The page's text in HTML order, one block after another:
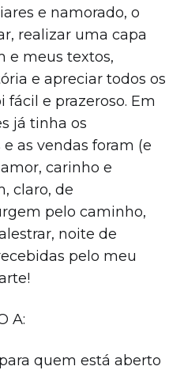
e namorado, o
realizar uma capa
e meus textos,
e apreciar todos os
fácil e prazeroso. Em
já tinha os
as vendas foram (e
carinho e
claro, de
pelo caminho,
noite de
pelo meu
A:
quem está aberto